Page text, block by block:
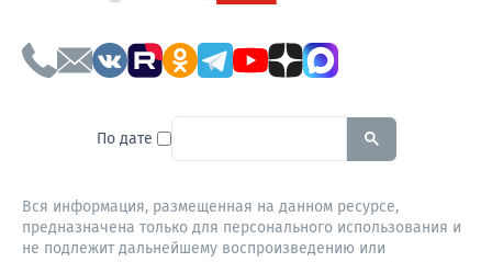
По дате To search this site, enter a
Вся информация, размещенная на данном ресурсе,
предназначена только для персонального использования и
не подлежит дальнейшему воспроизведению или